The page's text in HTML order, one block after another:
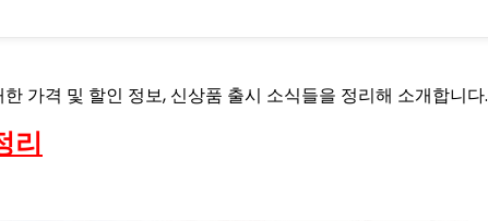
가격 및 할인 정보, 신상품 출시 소식들을 정리해 소개합니다.
리